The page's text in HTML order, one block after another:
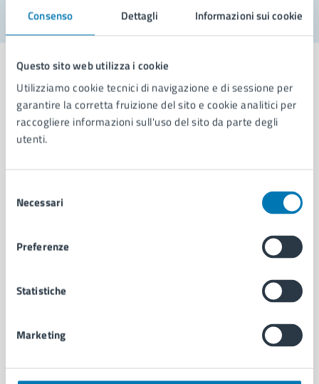
Consenso Dettagli Informazioni sui cookie
Questo sito web utilizza i cookie
Utilizziamo cookie tecnici di navigazione e di sessione per
garantire la corretta fruizione del sito e cookie analitici per
raccogliere informazioni sull'uso del sito da parte degli
utenti.
delNecessari
Preferenze
Statistiche
Marketing
Comune di Napoli
Organi di governo
Enti e fondazioni
Personale amministrativo